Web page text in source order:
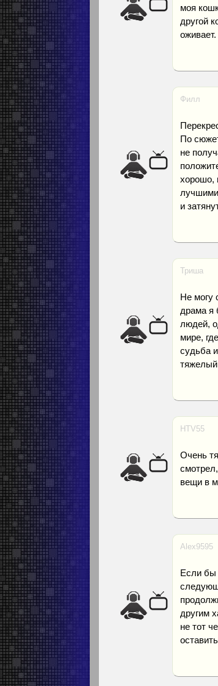
моя
другой
Филл
По
не
хорошо,
и
Триша
Не могу
драма я
людей,
мире,
судьба
тяжелый
HTV55
Очень
вещи в
Alex9595
Если бы
другим
не тот